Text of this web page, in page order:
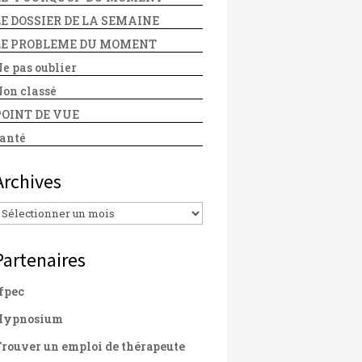
DOSSIER DE LA SEMAINE
PROBLEME DU MOMENT
pas oublier
classé
DE VUE
un emploi de thérapeute